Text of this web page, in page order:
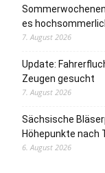
es
7. August 2026
Update:
Zeugen gesucht
7. August 2026
Sächsische
Höhepunkte nach
6. August 2026